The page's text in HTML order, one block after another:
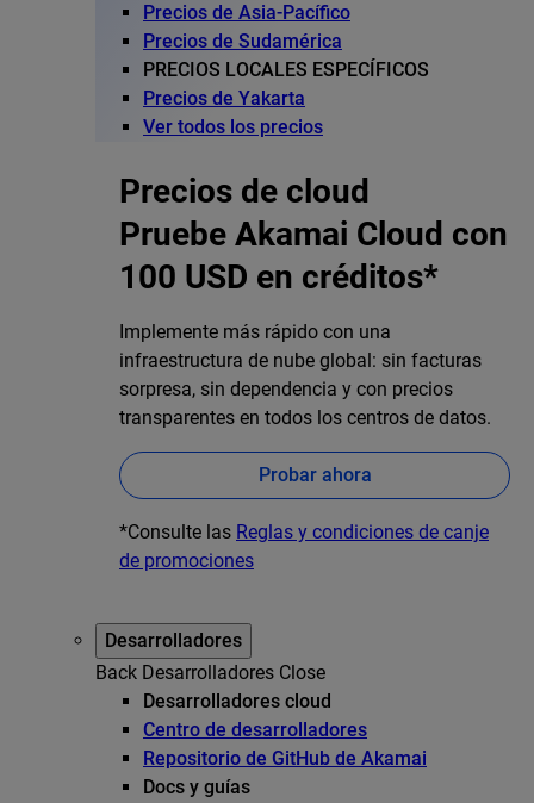
Precios de Asia-Pacífico
Precios de Sudamérica
PRECIOS LOCALES ESPECÍFICOS
Precios de Yakarta
Ver todos los precios
Precios de cloud
Pruebe Akamai Cloud con
100 USD en créditos*
Implemente más rápido con una
infraestructura de nube global: sin facturas
sorpresa, sin dependencia y con precios
transparentes en todos los centros de datos.
Probar ahora
*Consulte las Reglas y condiciones de canje
de promociones
Desarrolladores
Back Desarrolladores Close
Desarrolladores cloud
Centro de desarrolladores
Repositorio de GitHub de Akamai
Docs y guías